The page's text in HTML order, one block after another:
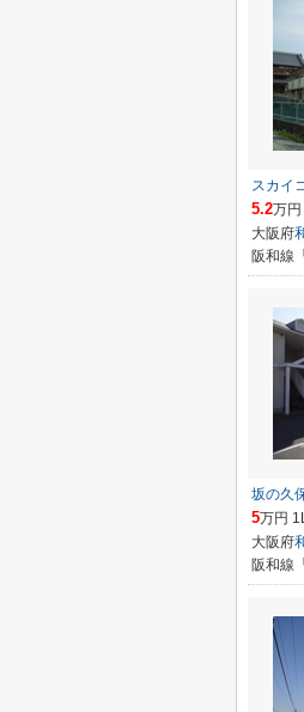
スカイ
5.2万
大阪府
阪和線
坂の久
5万円
大阪府
阪和線